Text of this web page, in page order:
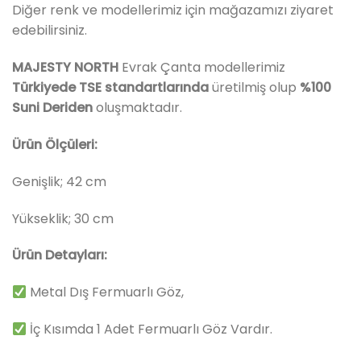
Diğer renk ve modellerimiz için mağazamızı ziyaret
edebilirsiniz.
MAJESTY NORTH Evrak Çanta modellerimiz
Türkiyede TSE standartlarındaüretilmiş olup %100
Suni Deridenoluşmaktadır.
Ürün Ölçüleri:
Genişlik; 42 cm
Yükseklik; 30 cm
Ürün Detayları:
Metal Dış Fermuarlı Göz,
İç Kısımda 1 Adet Fermuarlı Göz Vardır.